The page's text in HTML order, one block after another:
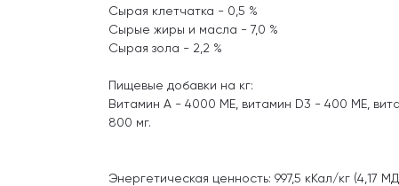
Сырая клетчатка - 0,5 %
Сырые жиры и масла - 7,0 %
Сырая зола - 2,2 %
Пищевые добавки на кг:
Витамин А - 4000 МЕ, витамин D3 - 400 МЕ,
800 мг.
Энергетическая ценность: 997,5 кКал/кг (4,17